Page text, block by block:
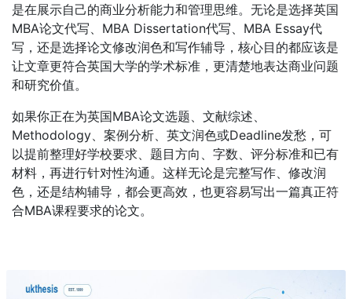
是在展示自己的商业分析能力和管理思维。无论是选择英国
MBA论文代写、MBA Dissertation代写、MBA Essay代
写，还是选择论文修改润色和写作辅导，核心目的都应该是
让文章更符合英国大学的学术标准，更清楚地表达商业问题
和研究价值。
如果你正在为英国MBA论文选题、文献综述、
Methodology、案例分析、英文润色或Deadline发愁，可
以提前整理好学校要求、题目方向、字数、评分标准和已有
材料，再进行针对性沟通。这样无论是完整写作、修改润
色，还是结构辅导，都会更高效，也更容易写出一篇真正符
合MBA课程要求的论文。